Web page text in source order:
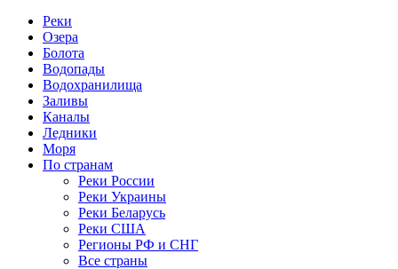
Реки
Озера
Болота
Водопады
Водохранилища
Заливы
Каналы
Ледники
Моря
По странам
Реки России
Реки Украины
Реки Беларусь
Реки США
Регионы РФ и СНГ
Все страны